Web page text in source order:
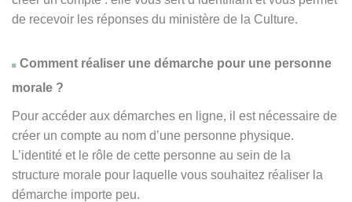
de recevoir les réponses du ministère de la Culture.
Comment réaliser une démarche pour une personne
morale ?
Pour accéder aux démarches en ligne, il est nécessaire de
créer un compte au nom d’une personne physique.
L’identité et le rôle de cette personne au sein de la
structure morale pour laquelle vous souhaitez réaliser la
démarche importe peu.